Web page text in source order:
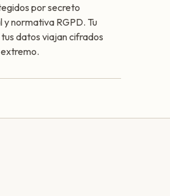
por secreto
y normativa RGPD. Tu
datos viajan cifrados